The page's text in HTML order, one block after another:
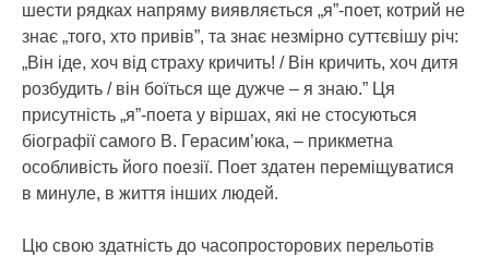
шести рядках напряму виявляється „я”-поет, котрий не
знає „того, хто привів”, та знає незмірно суттєвішу річ:
„Він іде, хоч від страху кричить! / Він кричить, хоч дитя
розбудить / він боїться ще дужче – я знаю.” Ця
присутність „я”-поета у віршах, які не стосуються
біографії самого В. Герасим’юка, – прикметна
особливість його поезії. Поет здатен переміщуватися
в минуле, в життя інших людей.
Цю свою здатність до часопросторових перельотів